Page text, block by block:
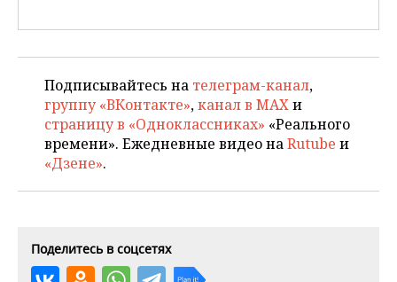
Подписывайтесь на телеграм-канал,
группу «ВКонтакте»,канал в MAXи
страницу в «Одноклассниках» «Реального
времени». Ежедневные видео наRutube и
«Дзене».
Поделитесь в соцсетях